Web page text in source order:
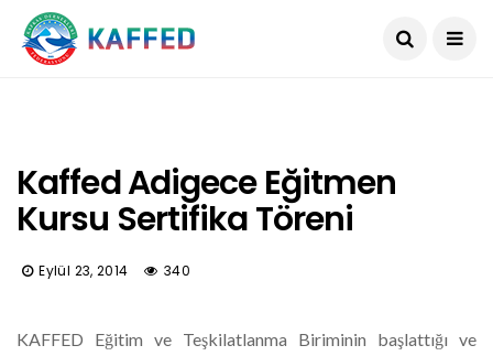
Kaffed Adigece Eğitmen
Kursu Sertifika Töreni
Eylül 23, 2014 340
KAFFED Eğitim ve Teşkilatlanma Biriminin başlattığı ve